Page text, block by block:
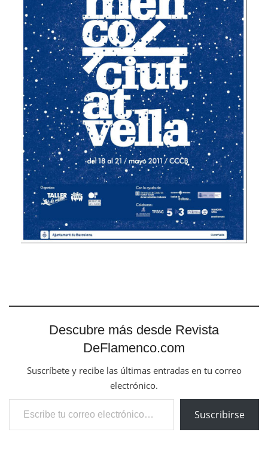
Descubre más desde Revista
DeFlamenco.com
Suscríbete y recibe las últimas entradas en tu correo
electrónico.
Escribe tu correo electrónico…
Suscribirse